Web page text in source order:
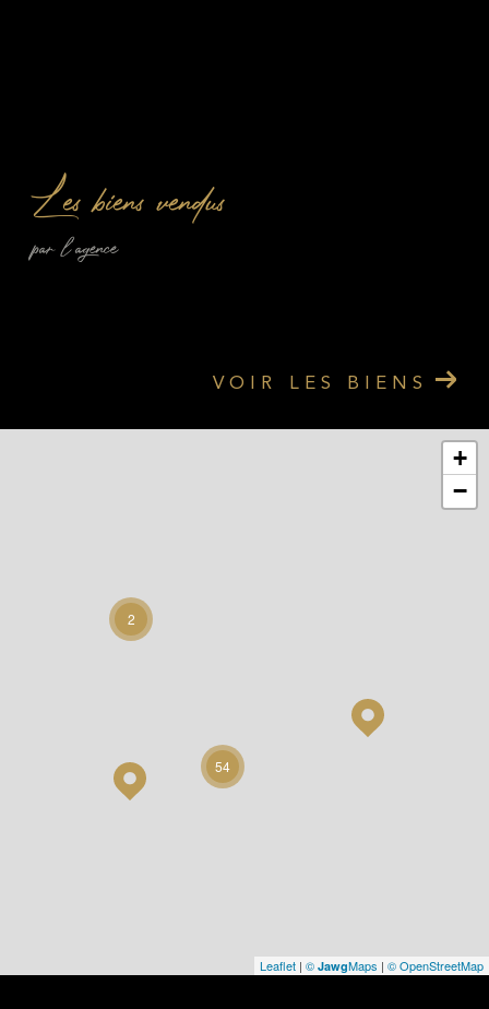
Les biens vendus
par l'agence
VOIR LES BIENS
2
54
+
−
Leaflet | © JawgMaps | © OpenStreetMap